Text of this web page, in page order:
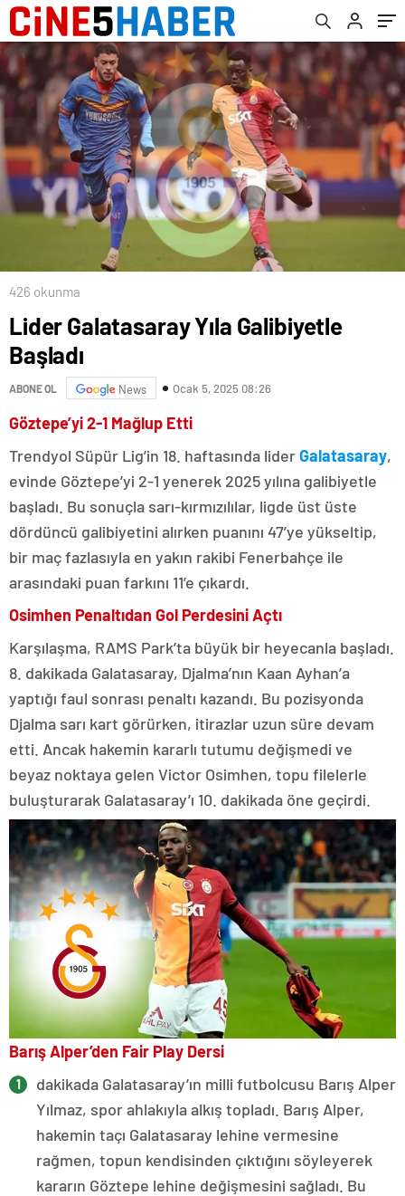
426 okunma
Lider Galatasaray Yıla Galibiyetle
Başladı
ABONE OL News Ocak 5, 2025 08:26
Göztepe’yi 2-1 Mağlup Etti
Trendyol Süpür Lig’in 18. haftasında liderGalatasaray,
evinde Göztepe’yi 2-1 yenerek 2025 yılına galibiyetle
başladı. Bu sonuçla sarı-kırmızılılar, ligde üst üste
dördüncü galibiyetini alırken puanını 47’ye yükseltip,
bir maç fazlasıyla en yakın rakibi Fenerbahçe ile
arasındaki puan farkını 11’e çıkardı.
Osimhen Penaltıdan Gol Perdesini Açtı
Karşılaşma, RAMS Park’ta büyük bir heyecanla başladı.
8. dakikada Galatasaray, Djalma’nın Kaan Ayhan’a
yaptığı faul sonrası penaltı kazandı. Bu pozisyonda
Djalma sarı kart görürken, itirazlar uzun süre devam
etti. Ancak hakemin kararlı tutumu değişmedi ve
beyaz noktaya gelen Victor Osimhen, topu filelerle
buluşturarak Galatasaray’ı 10. dakikada öne geçirdi.
Barış Alper’den Fair Play Dersi
dakikada Galatasaray’ın milli futbolcusu Barış Alper
Yılmaz, spor ahlakıyla alkış topladı. Barış Alper,
hakemin taçı Galatasaray lehine vermesine
rağmen, topun kendisinden çıktığını söyleyerek
kararın Göztepe lehine değişmesini sağladı. Bu